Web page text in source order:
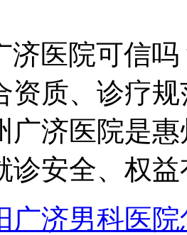
济医院可信吗
、诊疗规
广济医院是
诊安全、权
广济男科医